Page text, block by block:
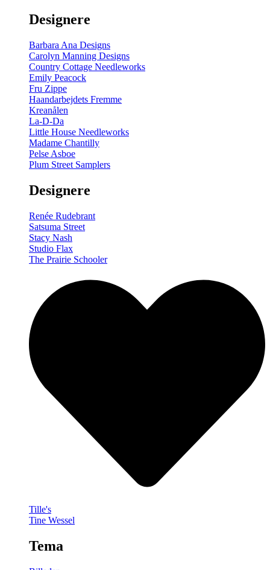
Designere
Barbara Ana Designs
Carolyn Manning Designs
Country Cottage Needleworks
Emily Peacock
Fru Zippe
Haandarbejdets Fremme
Kreanålen
La-D-Da
Little House Needleworks
Madame Chantilly
Pelse Asboe
Plum Street Samplers
Designere
Renée Rudebrant
Satsuma Street
Stacy Nash
Studio Flax
The Prairie Schooler
Tille's
Tine Wessel
Tema